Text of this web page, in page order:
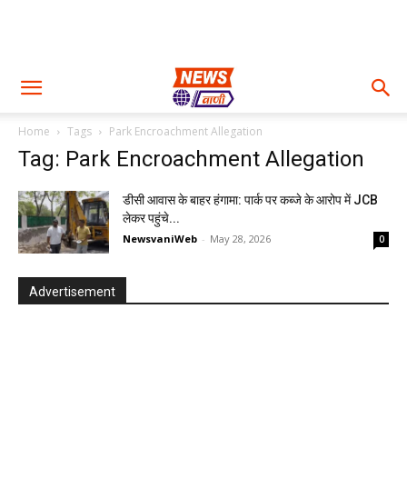
Home Tags Park Encroachment Allegation
Tag: Park Encroachment Allegation
डीसी आवास के बाहर हंगामा: पार्क पर कब्जे के आरोप में JCB
लेकर पहुंचे...
NewsvaniWeb - May 28, 2026 0
Advertisement